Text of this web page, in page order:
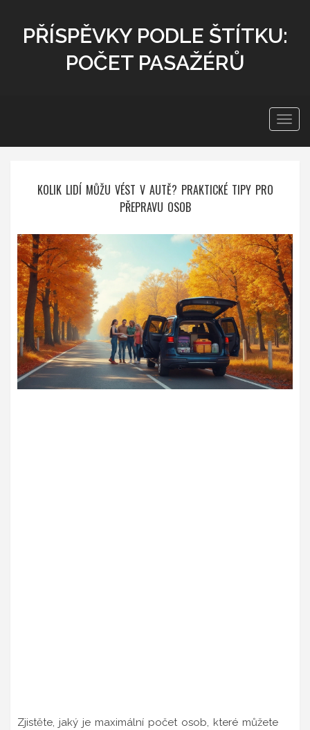
PŘÍSPĚVKY PODLE ŠTÍTKU:
POČET PASAŽÉRŮ
KOLIK LIDÍ MŮŽU VÉST V AUTĚ? PRAKTICKÉ TIPY PRO
PŘEPRAVU OSOB
Zjistěte, jaký je maximální počet osob, které můžete